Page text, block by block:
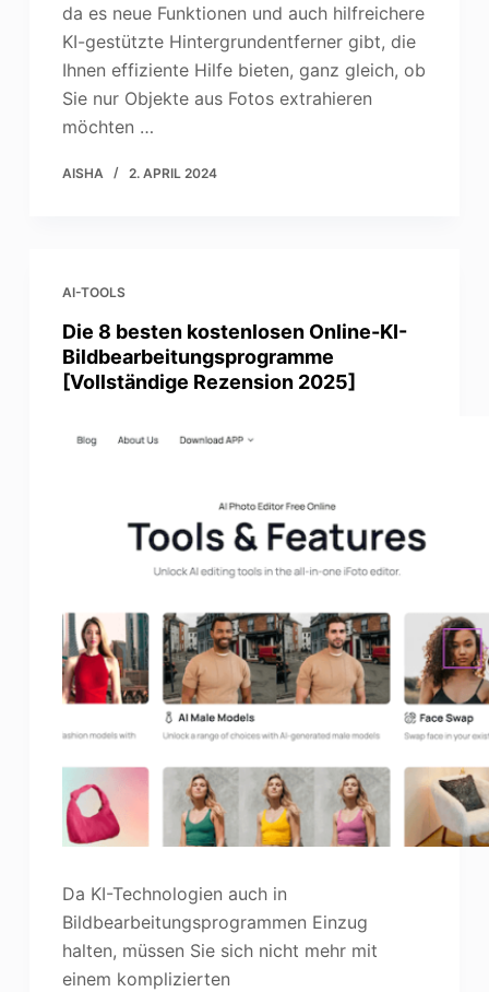
da es neue Funktionen und auch hilfreichere
KI-gestützte Hintergrundentferner gibt, die
Ihnen effiziente Hilfe bieten, ganz gleich, ob
Sie nur Objekte aus Fotos extrahieren
möchten …
AISHA 2. APRIL 2024
AI-TOOLS
Die 8 besten kostenlosen Online-KI-
Bildbearbeitungsprogramme
[Vollständige Rezension 2025]
Da KI-Technologien auch in
Bildbearbeitungsprogrammen Einzug
halten, müssen Sie sich nicht mehr mit
einem komplizierten